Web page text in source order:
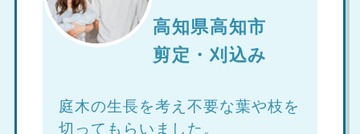
高知県高知市
剪定・刈込み
庭木の生長を考え不要な葉や枝を
切ってもらいました。